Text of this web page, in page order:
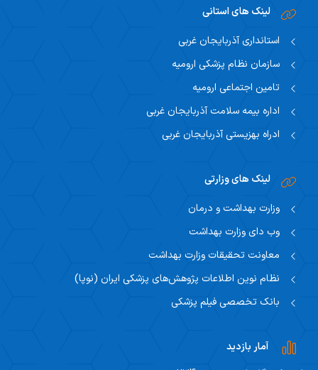
لینک های استانی
استانداری آذربایجان غربی
سازمان نظام پزشکی ارومیه
تامین اجتماعی ارومیه
اداره بیمه سلامت آذربایجان غربی
ادراه بهزیستی آذربایجان غربی
لینک های وزارتی
وزارت بهداشت و درمان
وب دای وزارت بهداشت
معاونت تحقیقات وزارت بهداشت
نظام نوین اطلاعات پژوهش‌های پزشکی ایران (نوپا)
بانک تخصصی فیلم پزشکی
آمار بازدید